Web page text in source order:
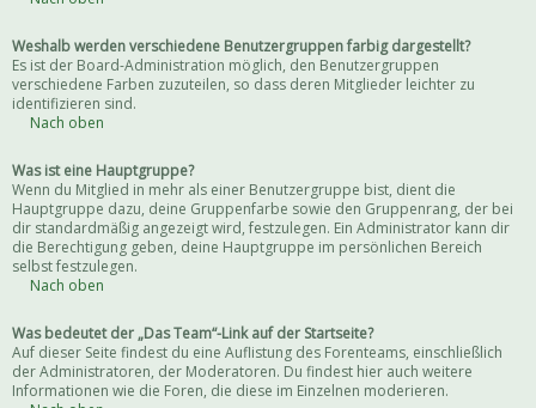
Weshalb werden verschiedene Benutzergruppen farbig dargestellt?
Es ist der Board-Administration möglich, den Benutzergruppen
verschiedene Farben zuzuteilen, so dass deren Mitglieder leichter zu
identifizieren sind.
Nach oben
Was ist eine Hauptgruppe?
Wenn du Mitglied in mehr als einer Benutzergruppe bist, dient die
Hauptgruppe dazu, deine Gruppenfarbe sowie den Gruppenrang, der bei
dir standardmäßig angezeigt wird, festzulegen. Ein Administrator kann dir
die Berechtigung geben, deine Hauptgruppe im persönlichen Bereich
selbst festzulegen.
Nach oben
Was bedeutet der „Das Team“-Link auf der Startseite?
Auf dieser Seite findest du eine Auflistung des Forenteams, einschließlich
der Administratoren, der Moderatoren. Du findest hier auch weitere
Informationen wie die Foren, die diese im Einzelnen moderieren.